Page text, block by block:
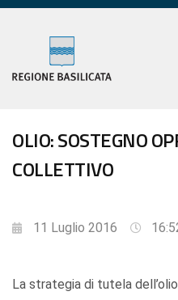
OLIO: SOSTEGNO
COLLETTIVO
11 Luglio 2016
La strategia di tutela